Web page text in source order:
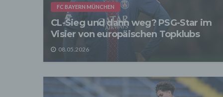
FC BAYERN MÜNCHEN
CL-Sieg und dann weg? PSG-Star im
Visier von europäischen Topklubs
08.05.2026
"Dritt-
3.
Die